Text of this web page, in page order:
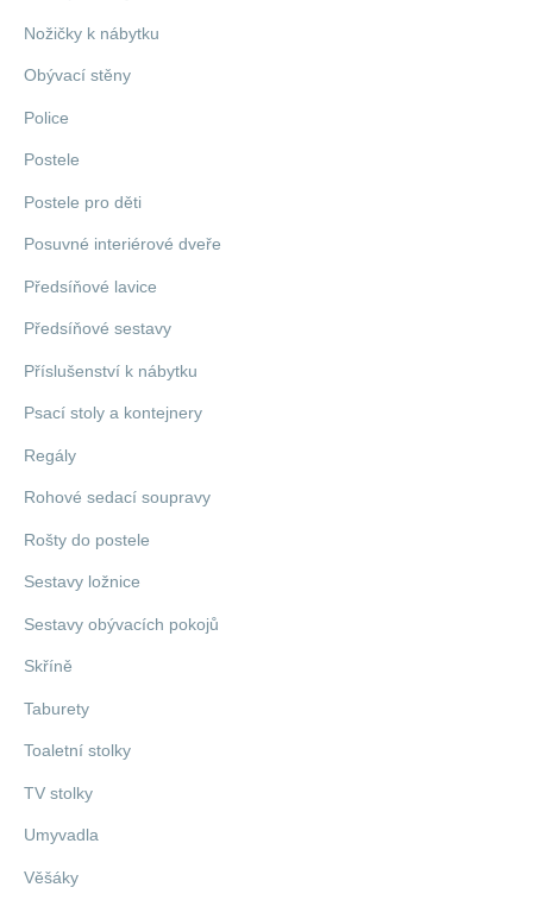
Nožičky k nábytku
Obývací stěny
Police
Postele
Postele pro děti
Posuvné interiérové dveře
Předsíňové lavice
Předsíňové sestavy
Příslušenství k nábytku
Psací stoly a kontejnery
Regály
Rohové sedací soupravy
Rošty do postele
Sestavy ložnice
Sestavy obývacích pokojů
Skříně
Taburety
Toaletní stolky
TV stolky
Umyvadla
Věšáky